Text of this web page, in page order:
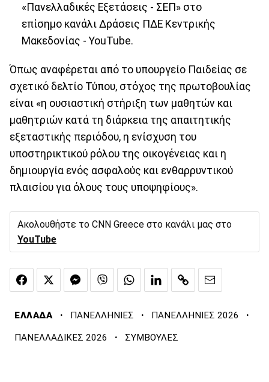
«Πανελλαδικές Εξετάσεις - ΣΕΠ» στο
επίσημο κανάλι Δράσεις ΠΔΕ Κεντρικής
Μακεδονίας - YouTube.
Όπως αναφέρεται από το υπουργείο Παιδείας σε
σχετικό δελτίο Τύπου, στόχος της πρωτοβουλίας
είναι «η ουσιαστική στήριξη των μαθητών και
μαθητριών κατά τη διάρκεια της απαιτητικής
εξεταστικής περιόδου, η ενίσχυση του
υποστηρικτικού ρόλου της οικογένειας και η
δημιουργία ενός ασφαλούς και ενθαρρυντικού
πλαισίου για όλους τους υποψηφίους».
Ακολουθήστε το CNN Greece στο κανάλι μας στο
YouTube
ΕΛΛΑΔΑ · ΠΑΝΕΛΛΗΝΙΕΣ · ΠΑΝΕΛΛΗΝΙΕΣ 2026 ·
ΠΑΝΕΛΛΑΔΙΚΕΣ 2026 · ΣΥΜΒΟΥΛΕΣ